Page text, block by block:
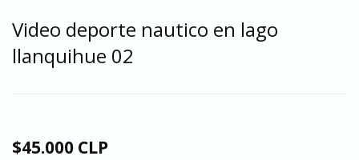
Video deporte nautico en lago
llanquihue 02
$45.000 CLP